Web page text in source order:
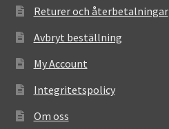
Returer och återbetalningar
Avbryt beställning
My Account
Integritetspolicy
Om oss